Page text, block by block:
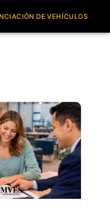
DE VEHÍCULOS